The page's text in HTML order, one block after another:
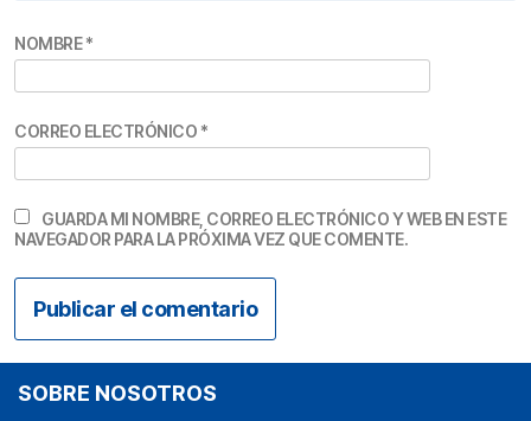
NOMBRE*
CORREO ELECTRÓNICO *
GUARDA MI NOMBRE, CORREO ELECTRÓNICO Y WEB EN ESTE
NAVEGADOR PARA LA PRÓXIMA VEZ QUE COMENTE.
SOBRE NOSOTROS